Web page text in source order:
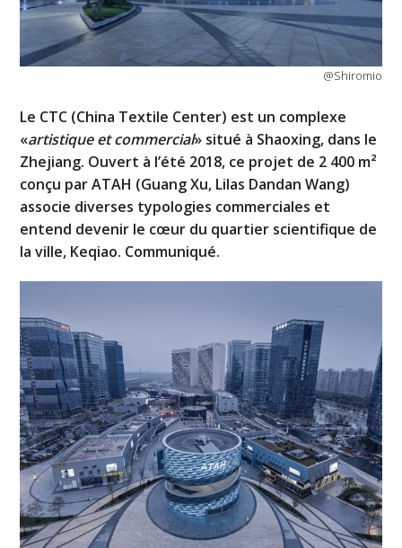
@Shiromio
Le CTC (China Textile Center) est un complexe
«artistique et commercial» situé à Shaoxing, dans le
Zhejiang. Ouvert à l’été 2018, ce projet de 2 400 m²
conçu par ATAH (Guang Xu, Lilas Dandan Wang)
associe diverses typologies commerciales et
entend devenir le cœur du quartier scientifique de
la ville, Keqiao. Communiqué.